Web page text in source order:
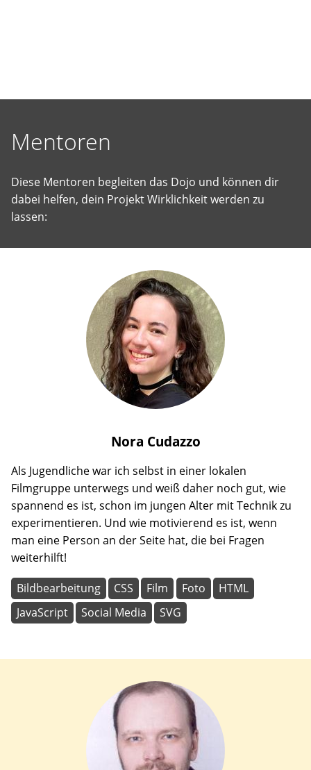
zu
Mentoren
Diese Mentoren begleiten das Dojo und können dir
dabei helfen, dein Projekt Wirklichkeit werden zu
lassen:
Nora Cudazzo
Als Jugendliche war ich selbst in einer lokalen
Filmgruppe unterwegs und weiß daher noch gut, wie
spannend es ist, schon im jungen Alter mit Technik zu
experimentieren. Und wie motivierend es ist, wenn
man eine Person an der Seite hat, die bei Fragen
weiterhilft!
Bildbearbeitung CSS Film Foto
HTML
JavaScript
Social Media SVG